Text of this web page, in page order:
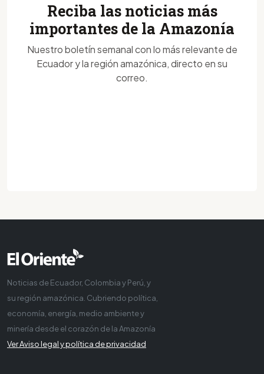
Reciba las noticias más
importantes de la Amazonía
Nuestro boletín semanal con lo más relevante de
Ecuador y la región amazónica, directo en su
correo.
Noticias de Ecuador, Colombia y Perú, y
su región amazónica. Cubriendo política,
economía, energía, medio ambiente y
minería desde el corazón de la Amazonía
Ver Aviso legal y política de privacidad